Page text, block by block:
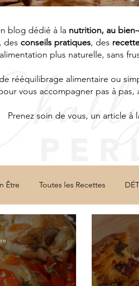
blog dédié à la nutrition, au
des conseils pratiques, des
alimentation plus naturelle, sans
rééquilibrage alimentaire ou
vous accompagner pas à pas,
Prenez soin de vous, un article à
Être Toutes les Recettes